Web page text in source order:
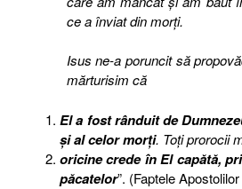
ce a înviat din morţi.
Isus ne-a poruncit să
mărturisim că
El a fost rânduit de
şi al celor morţi. Toţi prorocii
oricine crede în El capătă,
păcatelor”. (Faptele